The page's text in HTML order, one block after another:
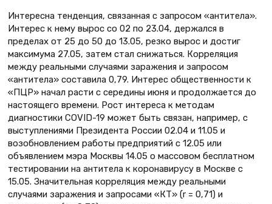
Интересна тенденция, связанная с запросом «антитела».
Интерес к нему вырос со 02 по 23.04, держался в
пределах от 25 до 50 до 13.05, резко вырос и достиг
максимума 27.05, затем стал снижаться. Корреляция
между реальными случаями заражения и запросом
«антитела» составила 0,79. Интерес общественности к
«ПЦР» начал расти с середины июня и продолжается до
настоящего времени. Рост интереса к методам
диагностики COVID-19 может быть связан, например, с
выступлениями Президента России 02.04 и 11.05 и
возобновлением работы предприятий с 12.05 или
объявлением мэра Москвы 14.05 о массовом бесплатном
тестировании на антитела к коронавирусу в Москве с
15.05. Значительная корреляция между реальными
случаями заражения и запросами «КТ» (r = 0,71) и